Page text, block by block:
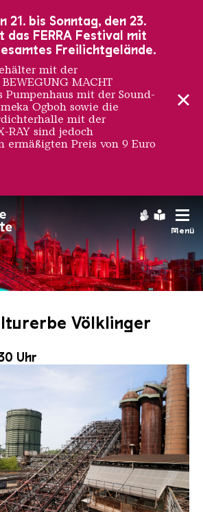
Menü
Hochofengruppe in Rot
Copyright:
Völklinger
Uhr
21. bis Sonntag, den 23.
FERRA Festival mit
Freilichtgelände.
mit der
MACHT
Pumpenhaus mit der Sound-
Ogboh sowie die
mit der
RAY sind jedoch
ermäßigten Preis von 9 Euro